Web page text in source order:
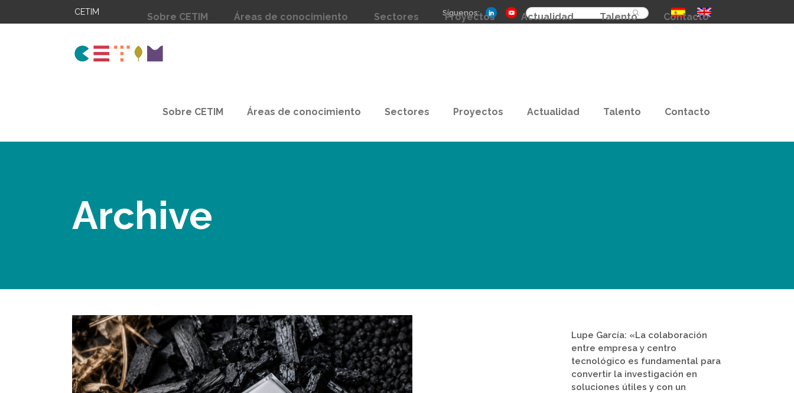
CETIM Síguenos: Buscar
Sobre CETIM Áreas de conocimiento Sectores Proyectos Actualidad Talento Contacto
Sobre CETIM Áreas de conocimiento Sectores Proyectos Actualidad Talento Contacto
Archive
Lupe García: «La colaboración
entre empresa y centro
tecnológico es fundamental para
convertir la investigación en
soluciones útiles y con un